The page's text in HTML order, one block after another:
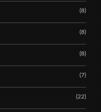
(8)
(8)
(8)
(7)
(22)